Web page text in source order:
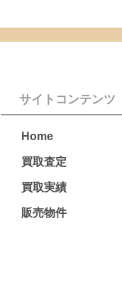
サイトコンテンツ
Home
買取査定
買取実績
販売物件